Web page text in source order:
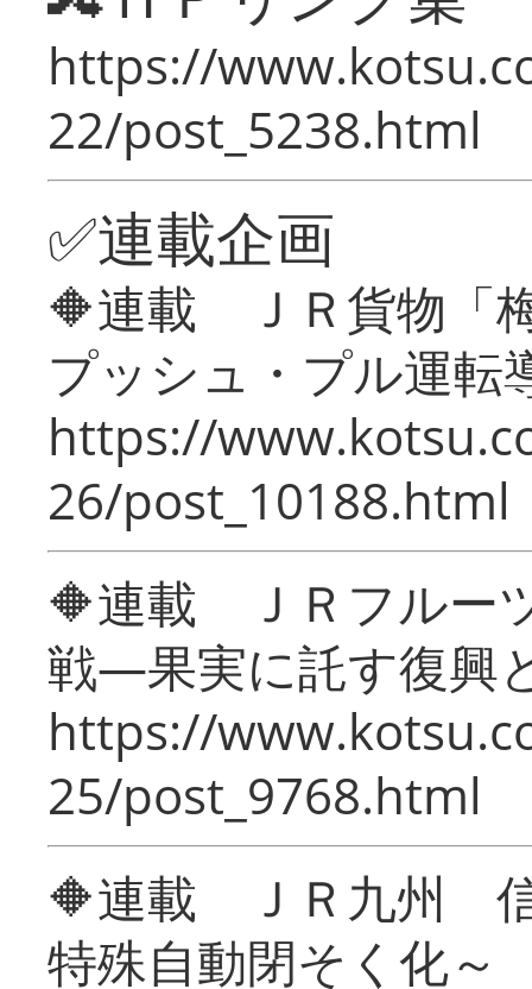
https://
22/post_5238.html
✅連載企画
🔶連載 ＪＲ貨物「
プッシュ・プル運転
https://
26/post_10188.html
🔶連載 ＪＲフルー
戦―果実に託す復興
https://
25/post_9768.html
🔶連載 ＪＲ九州 信
特殊自動閉そく化～